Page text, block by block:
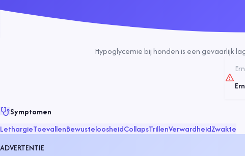
Hypoglycemie bij honden is een gevaarlijk
Symptomen
LethargieToevallenBewusteloosheidCollapsTrillenVerwardheidZwakte
ADVERTENTIE